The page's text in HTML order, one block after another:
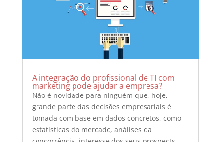
A integração do profissional de TI com
marketing pode ajudar a empresa?
Não é novidade para ninguém que, hoje,
grande parte das decisões empresariais é
tomada com base em dados concretos, como
estatísticas do mercado, análises da